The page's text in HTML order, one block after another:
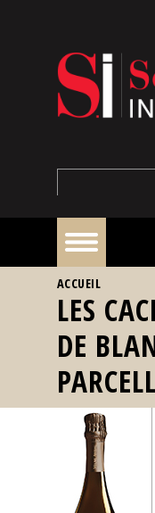
À
la
une
Reportages
Nos
événements
Spiritueux
VOUS ÊTES ICI
ACCUEIL
LES
DE